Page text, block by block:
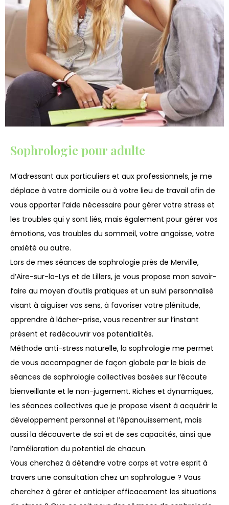
Sophrologie pour adulte
M’adressant aux particuliers et aux professionnels, je me
déplace à votre domicile ou à votre lieu de travail afin de
vous apporter l’aide nécessaire pour gérer votre stress et
les troubles qui y sont liés, mais également pour gérer vos
émotions, vos troubles du sommeil, votre angoisse, votre
anxiété ou autre.
Lors de mes séances de sophrologie près de Merville,
d’Aire-sur-la-Lys et de Lillers, je vous propose mon savoir-
faire au moyen d’outils pratiques et un suivi personnalisé
visant à aiguiser vos sens, à favoriser votre plénitude,
apprendre à lâcher-prise, vous recentrer sur l’instant
présent et redécouvrir vos potentialités.
Méthode anti-stress naturelle, la sophrologie me permet
de vous accompagner de façon globale par le biais de
séances de sophrologie collectives basées sur l’écoute
bienveillante et le non-jugement. Riches et dynamiques,
les séances collectives que je propose visent à acquérir le
développement personnel et l’épanouissement, mais
aussi la découverte de soi et de ses capacités, ainsi que
l’amélioration du potentiel de chacun.
Vous cherchez à détendre votre corps et votre esprit à
travers une consultation chez un sophrologue ? Vous
cherchez à gérer et anticiper efficacement les situations